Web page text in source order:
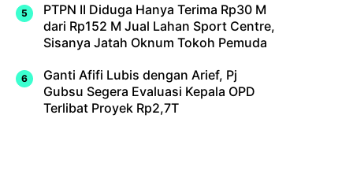
PTPN II Diduga Hanya Terima Rp30 M
dari Rp152 M Jual Lahan Sport Centre,
Sisanya Jatah Oknum Tokoh Pemuda
Ganti Afifi Lubis dengan Arief, Pj
Gubsu Segera Evaluasi Kepala OPD
Terlibat Proyek Rp2,7T